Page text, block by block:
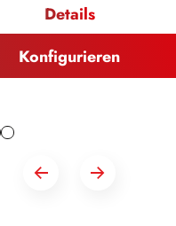
Details
Konfigurieren